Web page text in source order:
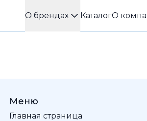
О брендах КаталогО
Меню
Главная страница